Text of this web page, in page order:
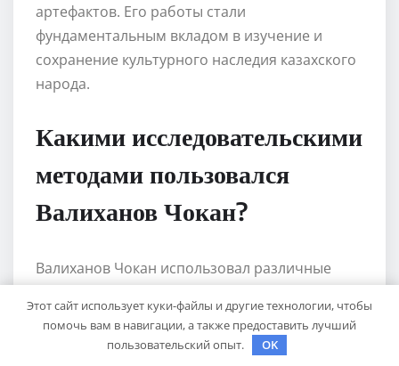
артефактов. Его работы стали
фундаментальным вкладом в изучение и
сохранение культурного наследия казахского
народа.
Какими исследовательскими
методами пользовался
Валиханов Чокан?
Валиханов Чокан использовал различные
исследования, сбор этнографических данных,
антропологические измерения и обычные
Этот сайт использует куки-файлы и другие технологии, чтобы
помочь вам в навигации, а также предоставить лучший
пользовательский опыт.
OK